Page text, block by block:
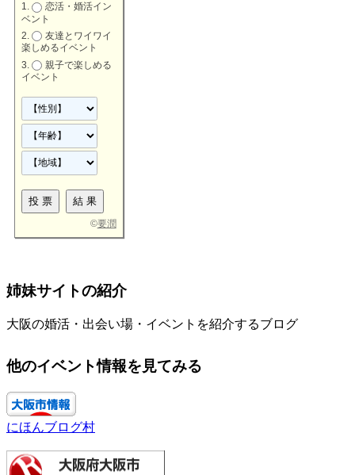
恋活・婚活イン
ベント
友達とワイワイ
楽しめるイベント
親子で楽しめる
イベント
©要潤
姉妹サイトの紹介
大阪の婚活・出会い場・イベントを紹介するブログ
他のイベント情報を見てみる
にほんブログ村